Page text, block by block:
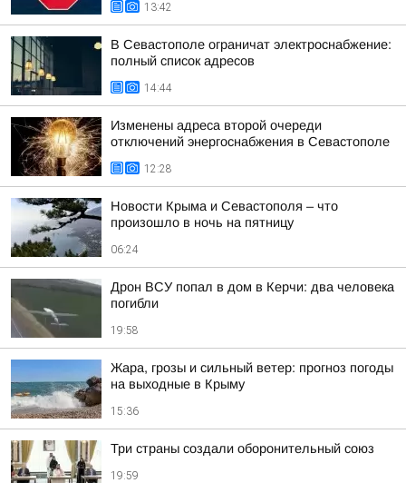
13:42
В Севастополе ограничат электроснабжение:
полный список адресов
14:44
Изменены адреса второй очереди
отключений энергоснабжения в Севастополе
12:28
Новости Крыма и Севастополя – что
произошло в ночь на пятницу
06:24
Дрон ВСУ попал в дом в Керчи: два человека
погибли
19:58
Жара, грозы и сильный ветер: прогноз погоды
на выходные в Крыму
15:36
Три страны создали оборонительный союз
19:59